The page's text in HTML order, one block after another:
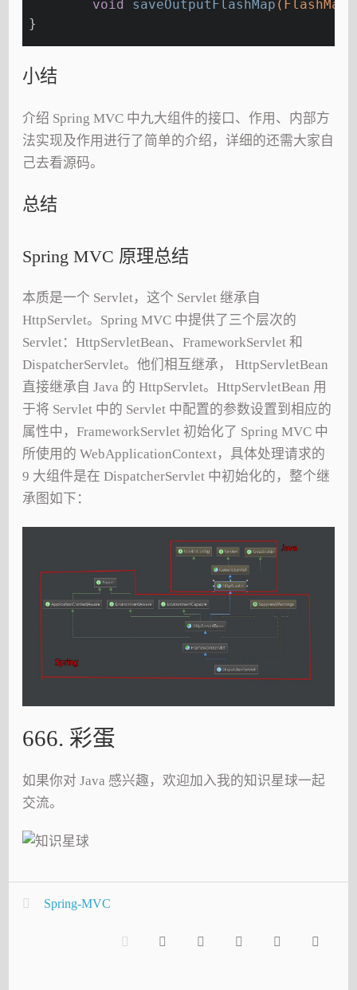
void
saveOutputFlashMap
}
小结
介绍 Spring MVC 中九大组件的接口、作用、内部方
法实现及作用进行了简单的介绍，详细的还需大家自
己去看源码。
总结
Spring MVC 原理总结
本质是一个 Servlet，这个 Servlet 继承自
HttpServlet。Spring MVC 中提供了三个层次的
Servlet：HttpServletBean、FrameworkServlet 和
DispatcherServlet。他们相互继承， HttpServletBean
直接继承自 Java 的 HttpServlet。HttpServletBean 用
于将 Servlet 中的 Servlet 中配置的参数设置到相应的
属性中，FrameworkServlet 初始化了 Spring MVC 中
所使用的 WebApplicationContext，具体处理请求的
9 大组件是在 DispatcherServlet 中初始化的，整个继
承图如下：
666. 彩蛋
如果你对 Java 感兴趣，欢迎加入我的知识星球一起
交流。
Spring-MVC